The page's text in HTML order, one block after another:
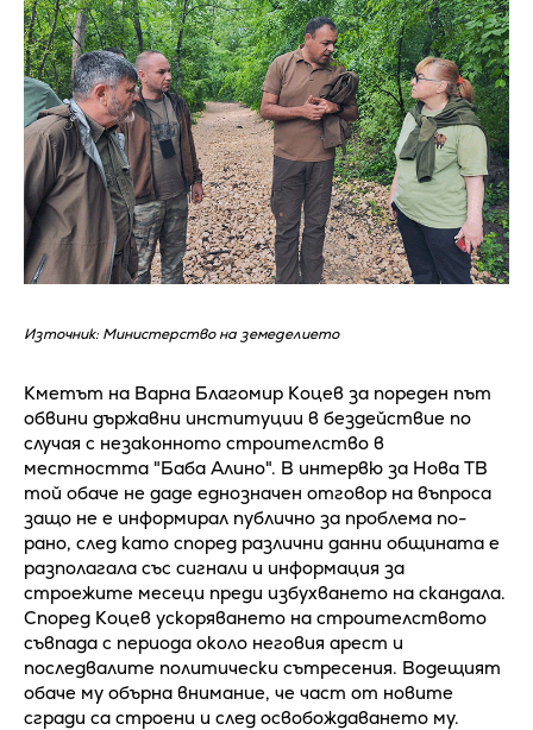
Източник: Министерство на земеделието
Кметът на Варна Благомир Коцев за пореден път
обвини държавни институции в бездействие по
случая с незаконното строителство в
местността "Баба Алино". В интервю за Нова ТВ
той обаче не даде еднозначен отговор на въпроса
защо не е информирал публично за проблема по-
рано, след като според различни данни общината е
разполагала със сигнали и информация за
строежите месеци преди избухването на скандала.
Според Коцев ускоряването на строителството
съвпада с периода около неговия арест и
последвалите политически сътресения. Водещият
обаче му обърна внимание, че част от новите
сгради са строени и след освобождаването му.